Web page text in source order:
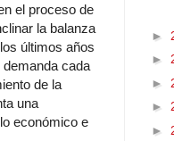
el proceso de
la balanza
últimos años
cada
de la
una
económico e
►
►
►
►
►